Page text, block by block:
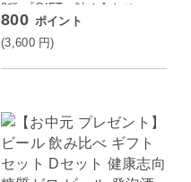
2種 『GIFT』詰め合わせ
800 ポイント
(3,600 円)